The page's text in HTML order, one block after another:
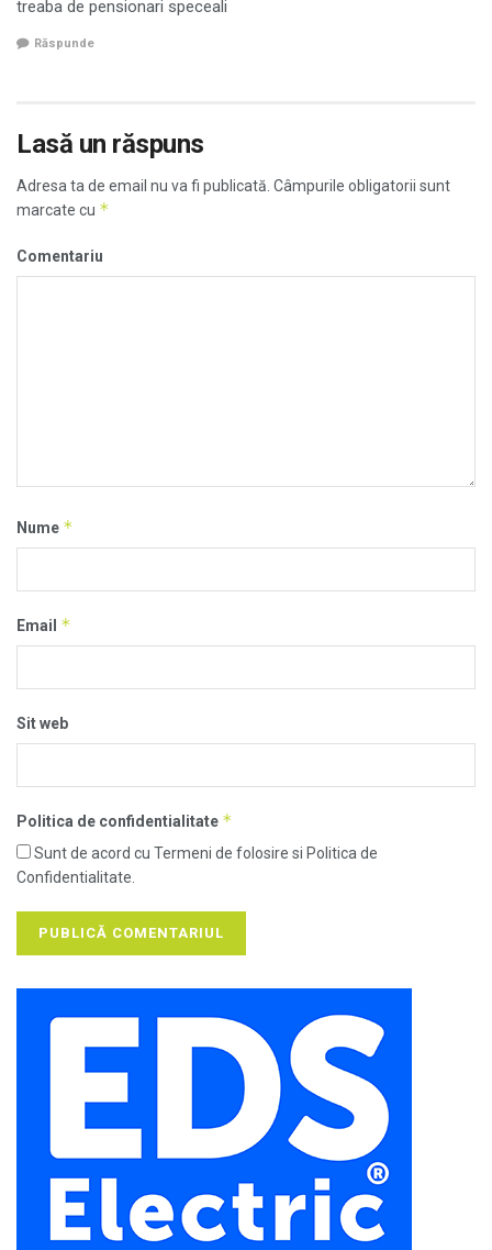
treaba de pensionari speceali
Răspunde
Lasă un răspuns
Adresa ta de email nu va fi publicată. Câmpurile obligatorii sunt
marcate cu *
Comentariu
Nume *
Email *
Sit web
Politica de confidentialitate *
Sunt de acord cu Termeni de folosire si Politica de
Confidentialitate.